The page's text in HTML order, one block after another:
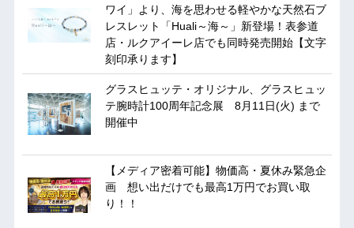
ワイ」より、海を思わせる軽やかな天然石ブ
レスレット「Huali～海～」新登場！表参道
店・ルクアイーレ店でも同時発売開始【文字
刻印承ります】
グラスヒュッテ・オリジナル、グラスヒュッ
テ腕時計100周年記念展 8月11日(火) まで
開催中
【メディア密着可能】物価高・夏休み緊急企
画 想い出だけでも最高1万円でお買い取
り！！